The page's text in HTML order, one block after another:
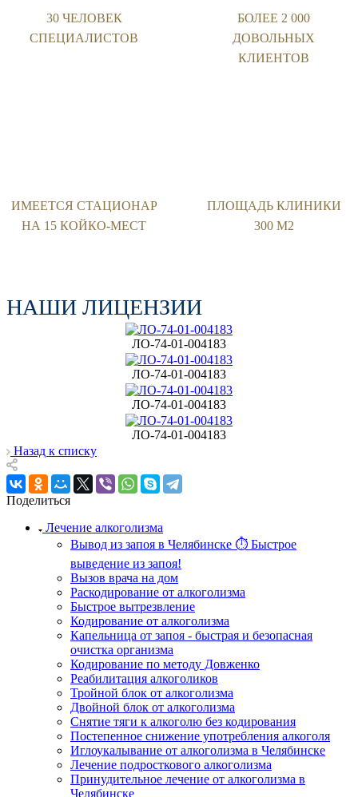
30 ЧЕЛОВЕК
СПЕЦИАЛИСТОВ
БОЛЕЕ 2 000
ДОВОЛЬНЫХ
КЛИЕНТОВ
ИМЕЕТСЯ СТАЦИОНАР
НА 15 КОЙКО-МЕСТ
ПЛОЩАДЬ КЛИНИКИ
300 М2
НАШИ ЛИЦЕНЗИИ
ЛО-74-01-004183
ЛО-74-01-004183
ЛО-74-01-004183
ЛО-74-01-004183
Назад к списку
Поделиться
Лечение алкоголизма
Вывод из запоя в Челябинске ⏱ Быстрое
выведение из запоя!
Вызов врача на дом
Раскодирование от алкоголизма
Быстрое вытрезвление
Кодирование от алкоголизма
Капельница от запоя - быстрая и безопасная
очистка организма
Кодирование по методу Довженко
Реабилитация алкоголиков
Тройной блок от алкоголизма
Двойной блок от алкоголизма
Снятие тяги к алкоголю без кодирования
Постепенное снижение употребления алкоголя
Иглоукалывание от алкоголизма в Челябинске
Лечение подросткового алкоголизма
Принудительное лечение от алкоголизма в
Челябинске